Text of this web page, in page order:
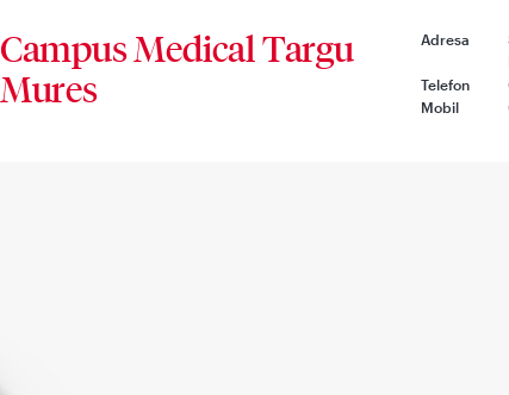
Campus Medical Targu
Mures
Adresa
Telefon
Mobil